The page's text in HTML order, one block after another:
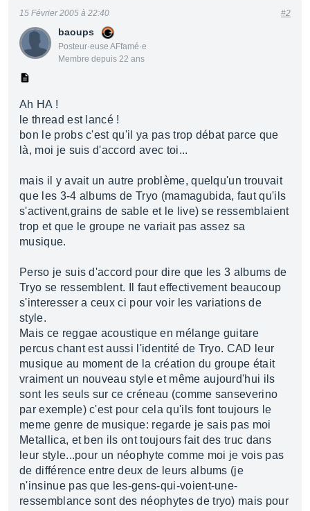
baoups
Posteur·euse AFfamé·e
Membre depuis 22 ans
15 Février 2005 à 22:40 #2
Ah HA !
le thread est lancé !
bon le probs c'est qu'il ya pas trop débat parce que
là, moi je suis d'accord avec toi...
mais il y avait un autre problème, quelqu'un trouvait
que les 3-4 albums de Tryo (mamagubida, faut qu'ils
s'activent,grains de sable et le live) se ressemblaient
trop et que le groupe ne variait pas assez sa
musique.
Perso je suis d'accord pour dire que les 3 albums de
Tryo se ressemblent. Il faut effectivement beaucoup
s'interesser a ceux ci pour voir les variations de
style.
Mais ce reggae acoustique en mélange guitare
percus chant est aussi l'identité de Tryo. CAD leur
musique au moment de la création du groupe était
vraiment un nouveau style et même aujourd'hui ils
sont les seuls sur ce créneau (comme sanseverino
par exemple) c'est pour cela qu'ils font toujours le
meme genre de musique: regarde je sais pas moi
Metallica, et ben ils ont toujours fait des truc dans
leur style...pour un néophyte comme moi je vois pas
de différence entre deux de leurs albums (je
n'insinue pas que les-gens-qui-voient-une-
ressemblance sont des néophytes de tryo) mais pour